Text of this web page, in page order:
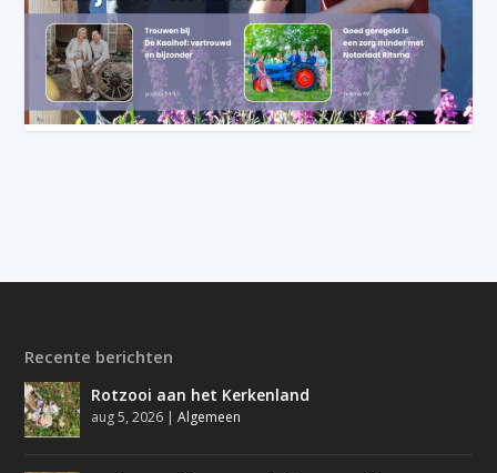
Recente berichten
Rotzooi aan het Kerkenland
aug 5, 2026 |Algemeen